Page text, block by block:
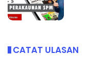
CATAT ULASAN